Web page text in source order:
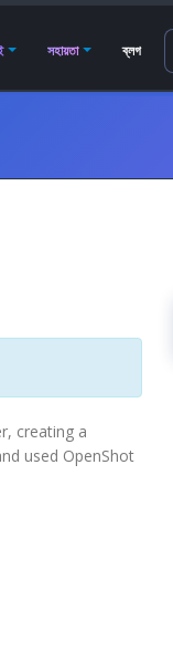
সহায়তা ব্লগ
creating a
used OpenShot